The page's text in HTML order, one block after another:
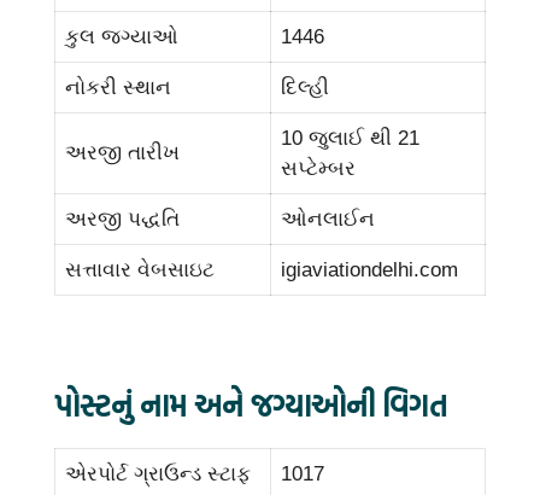
કુલ જગ્યાઓ 1446
નોકરી સ્થાન દિલ્હી
અરજી તારીખ
10 જુલાઈ થી 21
સપ્ટેમ્બર
અરજી પદ્ધતિ ઓનલાઈન
સત્તાવાર વેબસાઇટ igiaviationdelhi.com
પોસ્ટનું નામ અને જગ્યાઓની વિગત
એરપોર્ટ ગ્રાઉન્ડ સ્ટાફ 1017